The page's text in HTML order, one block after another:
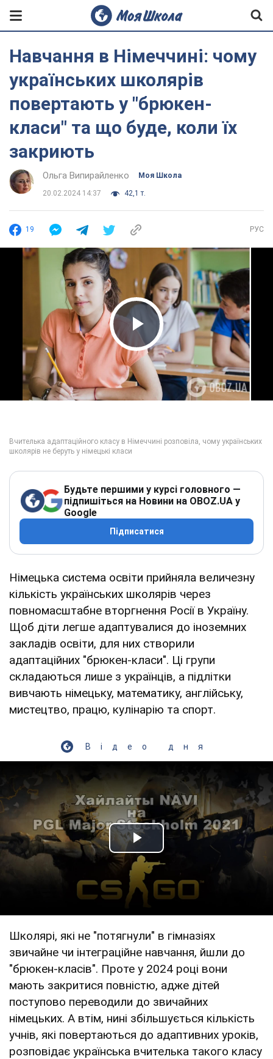
Навчання в Німеччині: чому
українських школярів
повертають у "брюкен-
класи" та що буде, коли їх
закриють
Ольга Випирайленко Моя Школа
20.02.2024 14:37 42,1 т.
19 РУС
Play Video
Будьте першими у курсі головного —
підпишіться на Новини на OBOZ.UA у
Google
Підписатися
Німецька система освіти прийняла величезну
кількість українських школярів через
повномасштабне вторгнення Росії в Україну.
Щоб діти легше адаптувалися до іноземних
закладів освіти, для них створили
адаптаційних "брюкен-класи". Ці групи
складаються лише з українців, а підлітки
вивчають німецьку, математику, англійську,
мистецтво, працю, кулінарію та спорт.
Відео дня
Play Video
Школярі, які не "потягнули" в гімназіях
звичайне чи інтеграційне навчання, йшли до
"брюкен-класів". Проте у 2024 році вони
мають закритися повністю, адже дітей
поступово переводили до звичайних
німецьких. А втім, нині збільшується кількість
учнів, які повертаються до адаптивних уроків,
розповідає українська вчителька такого класу